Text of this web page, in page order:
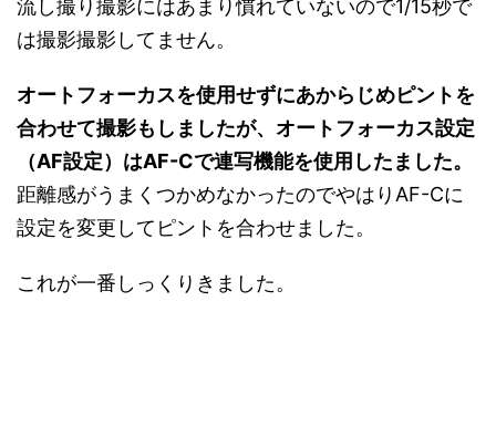
流し撮り撮影にはあまり慣れていないので1/15秒で
は撮影撮影してません。
オートフォーカスを使用せずにあからじめピントを
合わせて撮影もしましたが、オートフォーカス設定
（AF設定）はAF-Cで連写機能を使用したました。
距離感がうまくつかめなかったのでやはりAF-Cに
設定を変更してピントを合わせました。
これが一番しっくりきました。